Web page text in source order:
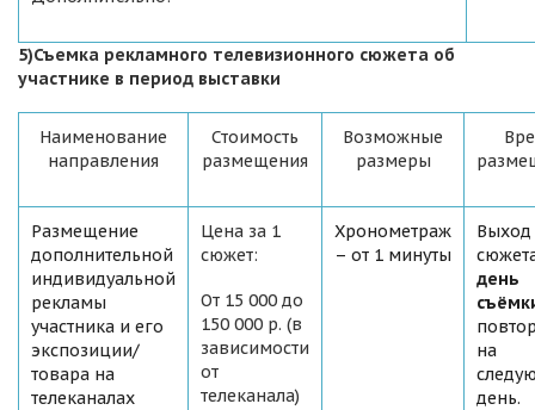
5)Съемка рекламного телевизионного сюжета об
участнике в период выставки
Наименование
направления
Стоимость
размещения
Возможные
размеры
Размещение
дополнительной
индивидуальной
рекламы
участника и его
экспозиции/
товара на
телеканалах
Цена за 1
сюжет:
От 15 000 до
150 000 р. (в
зависимости
от
телеканала)
Хронометраж
– от 1 минуты
Выход
день
на
день.